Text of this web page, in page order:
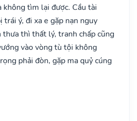
không tìm lại được. Cầu tài
trái ý, đi xa e gặp nạn nguy
thưa thì thất lý, tranh chấp cũng
vào vòng tù tội không
phải đòn, gặp ma quỷ cúng